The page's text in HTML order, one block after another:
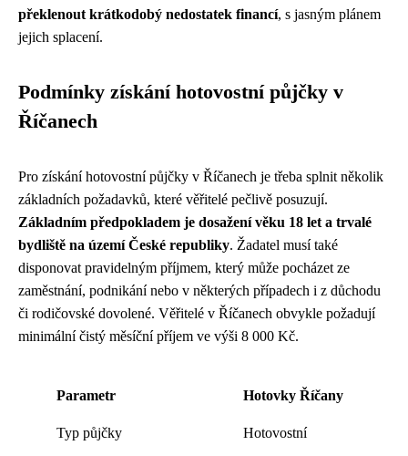
překlenout krátkodobý nedostatek financí, s jasným plánem
jejich splacení.
Podmínky získání hotovostní půjčky v
Říčanech
Pro získání hotovostní půjčky v Říčanech je třeba splnit několik
základních požadavků, které věřitelé pečlivě posuzují.
Základním předpokladem je dosažení věku 18 let a trvalé
bydliště na území České republiky. Žadatel musí také
disponovat pravidelným příjmem, který může pocházet ze
zaměstnání, podnikání nebo v některých případech i z důchodu
či rodičovské dovolené. Věřitelé v Říčanech obvykle požadují
minimální čistý měsíční příjem ve výši 8 000 Kč.
Parametr Hotovky Říčany
Typ půjčky Hotovostní